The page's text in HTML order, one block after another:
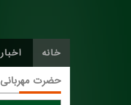
خانه اخبار
حضرت مهربانی